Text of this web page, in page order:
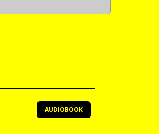
AUDIOBOOK